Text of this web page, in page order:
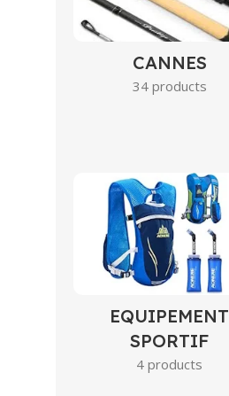
CANNES
34 products
EQUIPEMENT
SPORTIF
4 products